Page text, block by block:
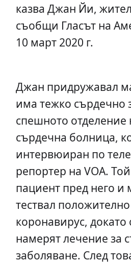
казва Джан Йи,
съобщи Гласът на
10 март 2020 г.
Джан придружавал
има тежко сърдечно
спешното отделение
сърдечна болница,
интервюиран по
репортер на VOA.
пациент пред него и
тествал положително
коронавирус, докато
намерят лечение за
заболяване. След